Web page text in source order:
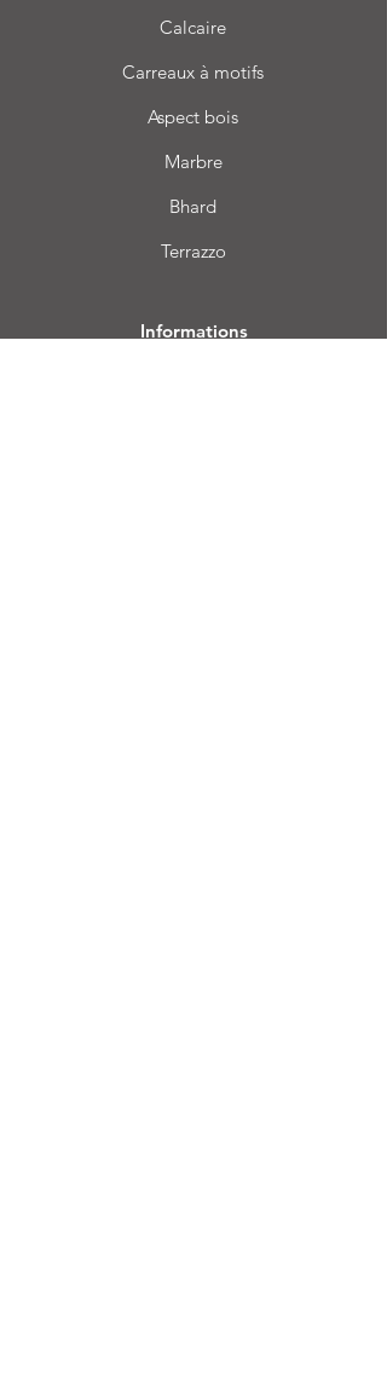
Calcaire
Carreaux à motifs
Aspect bois
Marbre
Bhard
Terrazzo
Informations